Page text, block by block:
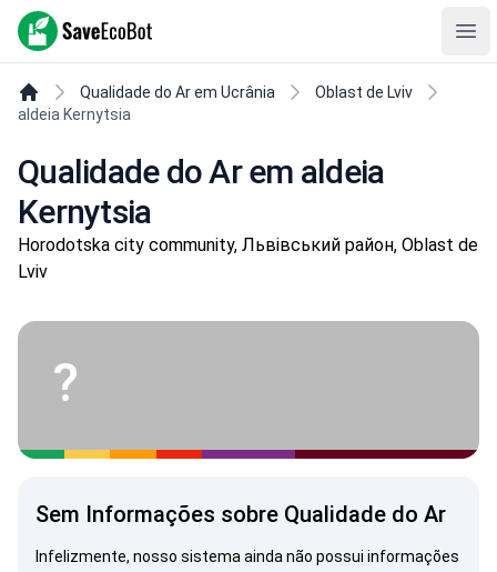
SaveEcoBot
Qualidade do Ar em Ucrânia
Oblast de Lviv
aldeia Kernytsia
Qualidade do Ar em aldeia
Kernytsia
Horodotska city community, Львівський район, Oblast de
Lviv
?
Sem Informações sobre Qualidade do Ar
Infelizmente, nosso sistema ainda não possui informações